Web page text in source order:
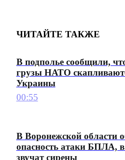
ЧИТАЙТЕ ТАКЖЕ
В подполье сообщили,
грузы НАТО
Украины
00:55
В Воронежской области
опасность атаки БПЛА,
звучат сирены